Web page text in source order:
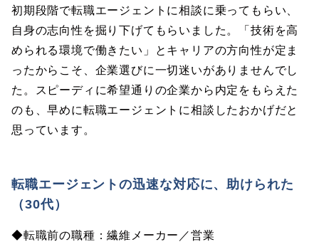
初期段階で転職エージェントに相談に乗ってもらい、
自身の志向性を掘り下げてもらいました。「技術を高
められる環境で働きたい」とキャリアの方向性が定ま
ったからこそ、企業選びに一切迷いがありませんでし
た。スピーディに希望通りの企業から内定をもらえた
のも、早めに転職エージェントに相談したおかげだと
思っています。
転職エージェントの迅速な対応に、助けられた
（30代）
◆転職前の職種：繊維メーカー／営業